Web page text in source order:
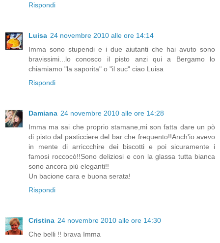
Rispondi
Luisa 24 novembre 2010 alle ore 14:14
Imma sono stupendi e i due aiutanti che hai avuto sono
bravissimi...lo conosco il pisto anzi qui a Bergamo lo
chiamiamo "la saporita" o "il suc" ciao Luisa
Rispondi
Damiana 24 novembre 2010 alle ore 14:28
Imma ma sai che proprio stamane,mi son fatta dare un pò
di pisto dal pasticciere del bar che frequento!!Anch'io avevo
in mente di arriccchire dei biscotti e poi sicuramente i
famosi roccocò!!Sono deliziosi e con la glassa tutta bianca
sono ancora più eleganti!!
Un bacione cara e buona serata!
Rispondi
Cristina 24 novembre 2010 alle ore 14:30
Che belli !! brava Imma